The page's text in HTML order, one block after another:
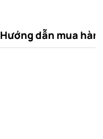
Hướng dẫn mua